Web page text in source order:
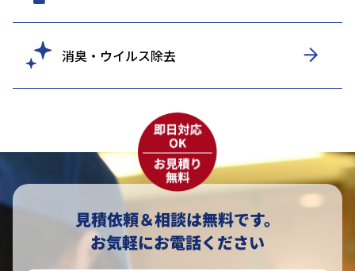
消臭・ウイルス除去
見積依頼＆相談は無料です。
お気軽にお電話ください